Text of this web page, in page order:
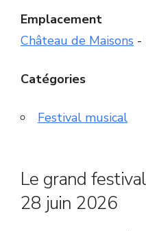
Emplacement
Château de Maisons -
Catégories
Festival musical
Le grand
28 juin 2026